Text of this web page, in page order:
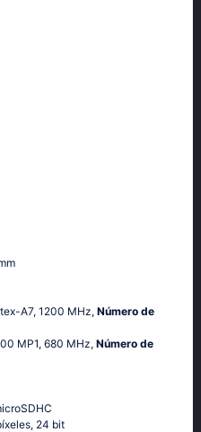
А7, 1200 MHz,Número de
MP1, 680 MHz, Número de
24 bit